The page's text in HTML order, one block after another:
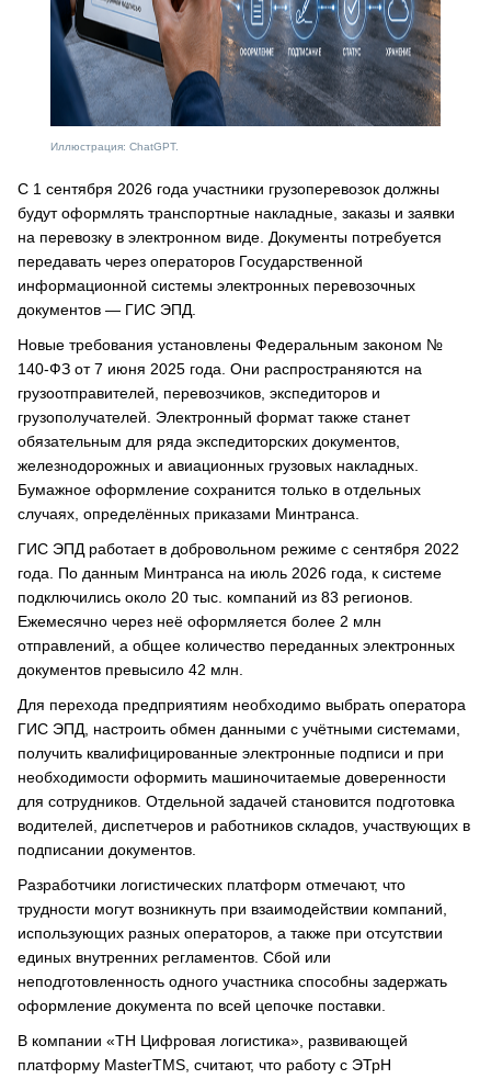
Иллюстрация: ChatGPT.
С 1 сентября 2026 года участники грузоперевозок должны
будут оформлять транспортные накладные, заказы и заявки
на перевозку в электронном виде. Документы потребуется
передавать через операторов Государственной
информационной системы электронных перевозочных
документов — ГИС ЭПД.
Новые требования установлены Федеральным законом №
140-ФЗ от 7 июня 2025 года. Они распространяются на
грузоотправителей, перевозчиков, экспедиторов и
грузополучателей. Электронный формат также станет
обязательным для ряда экспедиторских документов,
железнодорожных и авиационных грузовых накладных.
Бумажное оформление сохранится только в отдельных
случаях, определённых приказами Минтранса.
ГИС ЭПД работает в добровольном режиме с сентября 2022
года. По данным Минтранса на июль 2026 года, к системе
подключились около 20 тыс. компаний из 83 регионов.
Ежемесячно через неё оформляется более 2 млн
отправлений, а общее количество переданных электронных
документов превысило 42 млн.
Для перехода предприятиям необходимо выбрать оператора
ГИС ЭПД, настроить обмен данными с учётными системами,
получить квалифицированные электронные подписи и при
необходимости оформить машиночитаемые доверенности
для сотрудников. Отдельной задачей становится подготовка
водителей, диспетчеров и работников складов, участвующих в
подписании документов.
Разработчики логистических платформ отмечают, что
трудности могут возникнуть при взаимодействии компаний,
использующих разных операторов, а также при отсутствии
единых внутренних регламентов. Сбой или
неподготовленность одного участника способны задержать
оформление документа по всей цепочке поставки.
В компании «ТН Цифровая логистика», развивающей
платформу MasterTMS, считают, что работу с ЭТрН